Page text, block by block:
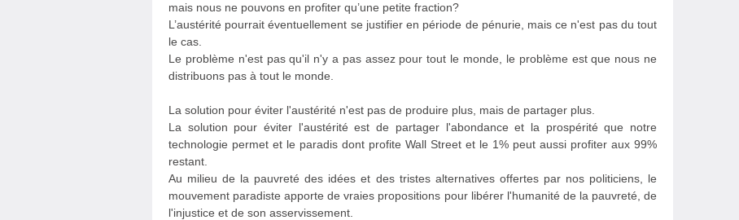
mais nous ne pouvons en profiter qu’une petite fraction?
L’austérité pourrait éventuellement se justifier en période de pénurie, mais ce n'est pas du tout
le cas.
Le problème n'est pas qu'il n'y a pas assez pour tout le monde, le problème est que nous ne
distribuons pas à tout le monde.
La solution pour éviter l'austérité n'est pas de produire plus, mais de partager plus.
La solution pour éviter l'austérité est de partager l'abondance et la prospérité que notre
technologie permet et le paradis dont profite Wall Street et le 1% peut aussi profiter aux 99%
restant.
Au milieu de la pauvreté des idées et des tristes alternatives offertes par nos politiciens, le
mouvement paradiste apporte de vraies propositions pour libérer l'humanité de la pauvreté, de
l'injustice et de son asservissement.